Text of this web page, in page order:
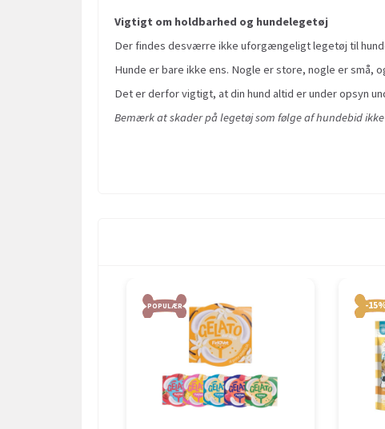
Vigtigt om holdbarhed og hundelegetøj
Der findes desværre ikke uforgængeligt legetøj til
Hunde er bare ikke ens. Nogle er store, nogle er små,
Det er derfor vigtigt, at din hund altid er under opsyn
Bemærk at skader på legetøj som følge af hundebid
POPULÆR -